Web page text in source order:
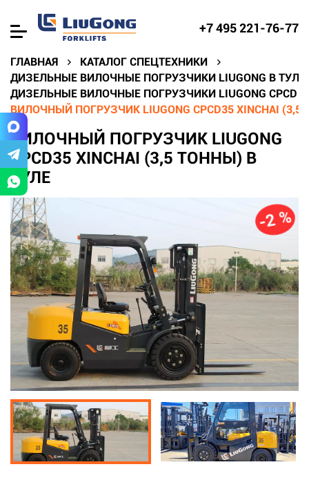
+7 495 221-76-77
ГЛАВНАЯ
КАТАЛОГ СПЕЦТЕХНИКИ
ДИЗЕЛЬНЫЕ ВИЛОЧНЫЕ ПОГРУЗЧИКИ LIUGONG В ТУЛЕ
ДИЗЕЛЬНЫЕ ВИЛОЧНЫЕ ПОГРУЗЧИКИ LIUGONG CPCD В
ВИЛОЧНЫЙ ПОГРУЗЧИК LIUGONG CPCD35 XINCHAI
ВИЛОЧНЫЙ ПОГРУЗЧИК LIUGONG
CPCD35 XINCHAI (3,5 ТОННЫ) В
ТУЛЕ
-2 %